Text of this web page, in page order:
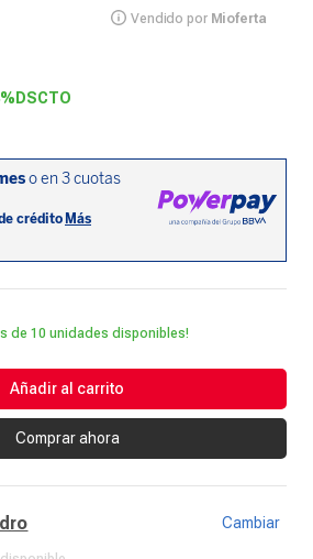
Vendido por Mioferta
DSCTO
de 10 unidades disponibles!
Añadir al carrito
Comprar ahora
Cambiar